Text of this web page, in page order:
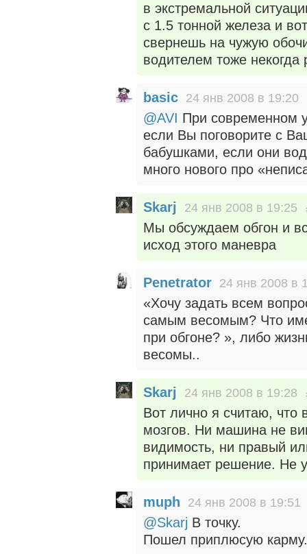
в экстремальной
с 1.5 тонной железа и
свернешь на чужую
водителем тоже некогда
basic 24 янв 2008 в 19:20
@AVI При современном
если Вы поговорите с
бабушками, если они
много нового про
Skarj 24 янв 2008 в 19:25
Мы обсуждаем обгон и
исход этого маневра
Penetrator 24 янв 2008 в
«Хочу задать всем
самым весомым? Что
при обгоне? », либо
весомы..
Skarj 24 янв 2008 в 19:28
Вот лично я считаю, что
мозгов. Ни машина не
видимость, ни правый
принимает решение. Не
muph 24 янв 2008 в 19:51
@Skarj В точку.
Пошел приплюсую карму.